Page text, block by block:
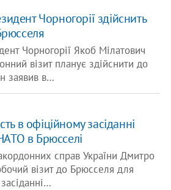
Чорногорії здійснить
Чорногорії Якоб Мілатович
візит планує здійснити до
заявив в…
в офіційному засіданні
в Брюсселі
справ України Дмитро
візит до Брюсселя для